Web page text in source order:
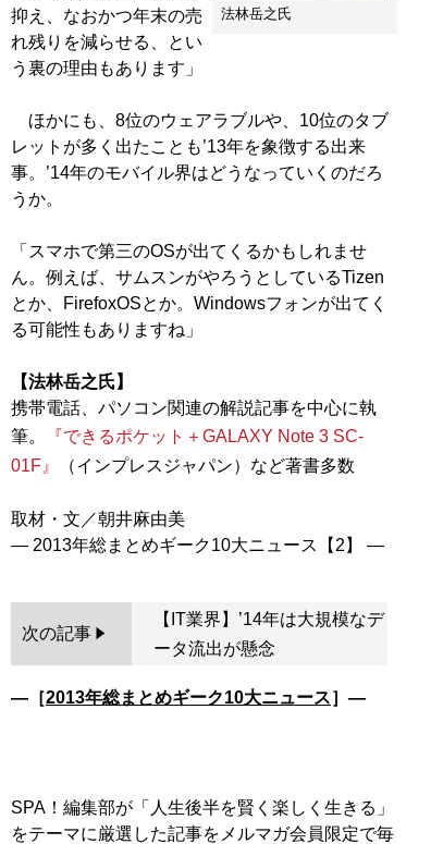
法林岳之氏
抑え、なおかつ年末の売
れ残りを減らせる、とい
う裏の理由もあります」
ほかにも、8位のウェアラブルや、10位のタブ
レットが多く出たことも’13年を象徴する出来
事。’14年のモバイル界はどうなっていくのだろ
うか。
「スマホで第三のOSが出てくるかもしれませ
ん。例えば、サムスンがやろうとしているTizen
とか、FirefoxOSとか。Windowsフォンが出てく
る可能性もありますね」
【法林岳之氏】
携帯電話、パソコン関連の解説記事を中心に執
筆。
『できるポケット＋GALAXY Note 3 SC-
01F』
（インプレスジャパン）など著書多数
取材・文／朝井麻由美
次の記事
【IT業界】’14年は大規模なデ
ータ流出が懸念
―［2013年総まとめギーク10大ニュース］―
SPA！編集部が「人生後半を賢く楽しく生きる」
をテーマに厳選した記事をメルマガ会員限定で毎